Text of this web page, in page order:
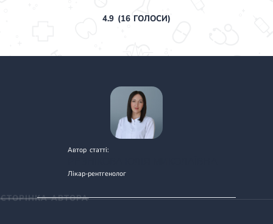
4.9(16ГОЛОСИ)
Автор статті:
Лікар-рентгенолог
СТОРІНКА АВТОРА